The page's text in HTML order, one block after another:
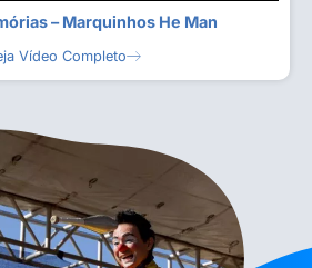
– Marquinhos He Man
Vídeo Completo